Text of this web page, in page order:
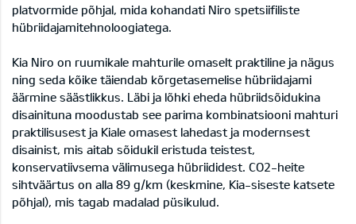
platvormide põhjal, mida kohandati Niro spetsiifiliste
hübriidajamitehnoloogiatega.
Kia Niro on ruumikale mahturile omaselt praktiline ja nägus
ning seda kõike täiendab kõrgetasemelise hübriidajami
äärmine säästlikkus. Läbi ja lõhki eheda hübriidsõidukina
disainituna moodustab see parima kombinatsiooni mahturi
praktilisusest ja Kiale omasest lahedast ja modernsest
disainist, mis aitab sõidukil eristuda teistest,
konservatiivsema välimusega hübriididest. CO2-heite
sihtväärtus on alla 89 g/km (keskmine, Kia-siseste katsete
põhjal), mis tagab madalad püsikulud.